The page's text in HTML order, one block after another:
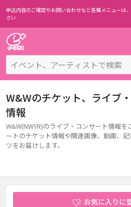
申込内容のご確認やお問い合わせなど各種メニューは、
さい
W&Wのチケット、ライブ
情報
W&W(NWYR)のライブ・コンサート情報
ートのチケット情報や関連画像、動画、
ツをお届けします。
お気に入りに